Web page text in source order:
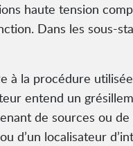
haute tension
Dans les sous-
à la procédure
entend un
de sources ou
d’un localisateur